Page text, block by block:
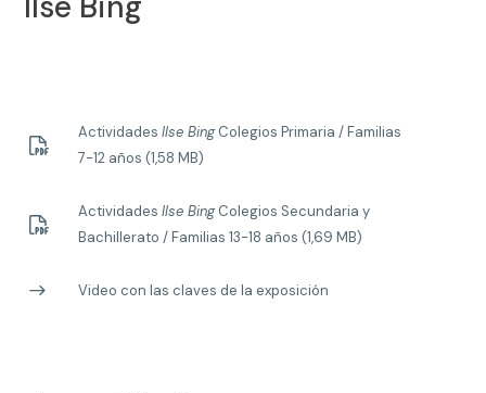
ActividadesIlse BingColegios Primaria / Familias
7-12 años (1,58 MB)
ActividadesIlse BingColegios Secundaria y
Bachillerato / Familias 13-18 años (1,69 MB)
Video con las claves de la exposición